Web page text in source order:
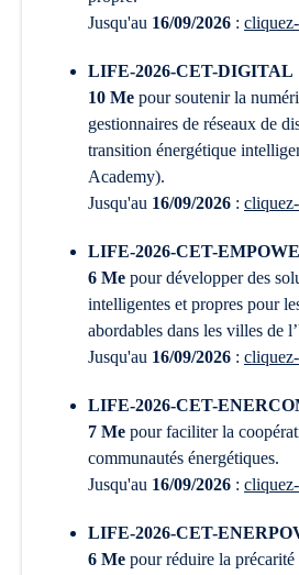
Jusqu'au 16/09/2026 :
LIFE-2026-CET-DIGITAL
10 Me pour soutenir la
gestionnaires de réseaux de
transition énergétique
Academy).
Jusqu'au 16/09/2026 :
LIFE-2026-CET-
6 Me pour développer des
intelligentes et propres pour
abordables dans les villes de
Jusqu'au 16/09/2026 :
LIFE-2026-CET-
7 Me pour faciliter la
communautés énergétiques.
Jusqu'au 16/09/2026 :
LIFE-2026-CET-
6 Me pour réduire la précarité